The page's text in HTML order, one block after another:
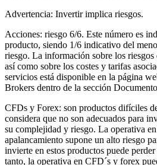
Advertencia: Invertir implica riesgos.
Acciones: riesgo 6/6. Este número es
producto, siendo 1/6 indicativo del
riesgo. La información sobre los
así como sobre los costes y tarifas
servicios está disponible en la página
Brokers dentro de la sección
CFDs y Forex: son productos difíciles
considera que no son adecuados para
su complejidad y riesgo. La operativa
apalancamiento supone un alto riesgo
invierte en estos productos puede
tanto, la operativa en CFD´s y forex